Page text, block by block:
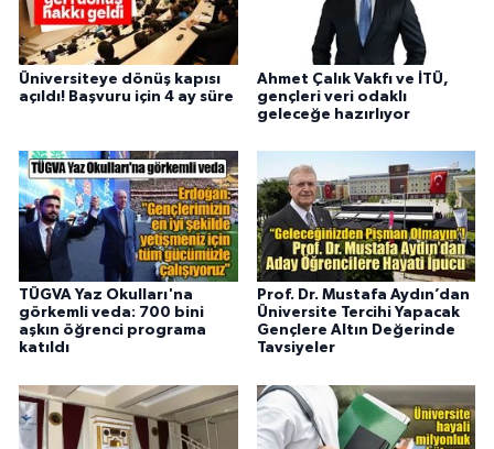
Üniversiteye dönüş kapısı
açıldı! Başvuru için 4 ay süre
Ahmet Çalık Vakfı ve İTÜ,
gençleri veri odaklı
geleceğe hazırlıyor
TÜGVA Yaz Okulları'na
görkemli veda: 700 bini
aşkın öğrenci programa
katıldı
Prof. Dr. Mustafa Aydın’dan
Üniversite Tercihi Yapacak
Gençlere Altın Değerinde
Tavsiyeler